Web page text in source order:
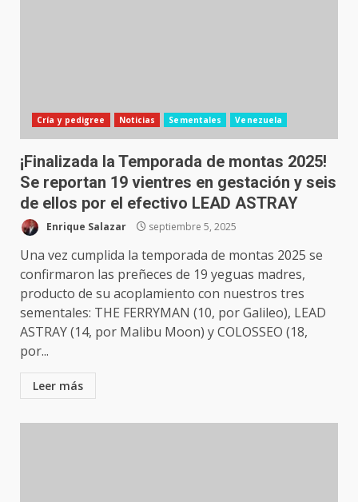
Cría y pedigree Noticias Sementales Venezuela
¡Finalizada la Temporada de montas 2025!
Se reportan 19 vientres en gestación y seis
de ellos por el efectivo LEAD ASTRAY
Enrique Salazar septiembre 5, 2025
Una vez cumplida la temporada de montas 2025 se
confirmaron las preñeces de 19 yeguas madres,
producto de su acoplamiento con nuestros tres
sementales: THE FERRYMAN (10, por Galileo), LEAD
ASTRAY (14, por Malibu Moon) y COLOSSEO (18,
por...
Leer más